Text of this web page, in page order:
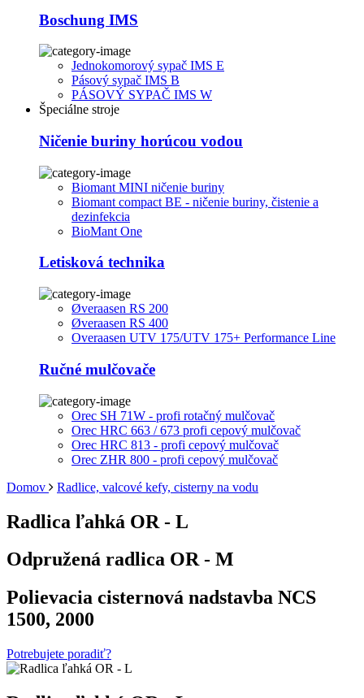
Boschung IMS
Jednokomorový sypač IMS E
Pásový sypač IMS B
PÁSOVÝ SYPAČ IMS W
Špeciálne stroje
Ničenie buriny horúcou vodou
Biomant MINI ničenie buriny
Biomant compact BE - ničenie buriny, čistenie a
dezinfekcia
BioMant One
Letisková technika
Øveraasen RS 200
Øveraasen RS 400
Overaasen UTV 175/UTV 175+ Performance Line
Ručné mulčovače
Orec SH 71W - profi rotačný mulčovač
Orec HRC 663 / 673 profi cepový mulčovač
Orec HRC 813 - profi cepový mulčovač
Orec ZHR 800 - profi cepový mulčovač
Domov
Radlice, valcové kefy, cisterny na vodu
Radlica ľahká OR - L
Odpružená radlica OR - M
Polievacia cisternová nadstavba NCS
1500, 2000
Potrebujete poradiť?